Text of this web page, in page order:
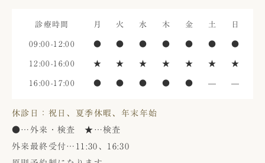
診療時間 月 火 水 木 金 土 日
09:00-12:00 ● ● ● ● ● ● ●
12:00-16:00 ★ ★ ★ ★ ★ ★ ★
16:00-17:00 ● ● ● ● ● — —
休診日：祝日、夏季休暇、年末年始
●…外来・検査★ …検査
外来最終受付…11:30、16:30